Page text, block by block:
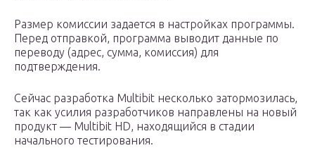
Размер комиссии задается в настройках программы.
Перед отправкой, программа выводит данные по
переводу (адрес, сумма, комиссия) для
подтверждения.
Сейчас разработка Multibit несколько затормозилась,
так как усилия разработчиков направлены на новый
продукт — Multibit HD, находящийся в стадии
начального тестирования.